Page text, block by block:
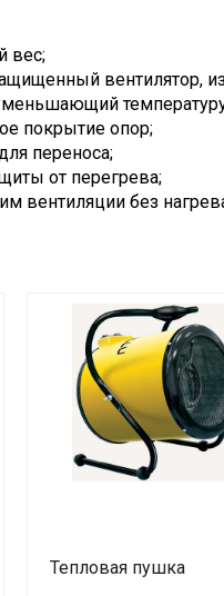
вес;
вентилятор,
покрытие опор;
переноса;
от перегрева;
вентиляции без
Тепловая пушка